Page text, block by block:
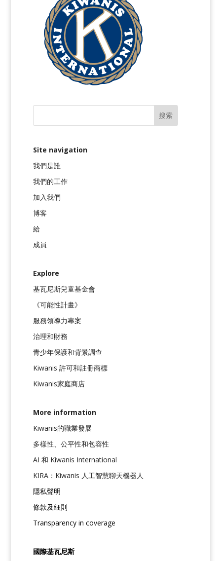
Site navigation
我們是誰
我們的工作
加入我們
博客
給
成員
Explore
基瓦尼斯兒童基金會
《可能性計畫》
服務領導力專案
治理和財務
青少年保護和背景調查
Kiwanis 許可和註冊商標
Kiwanis家庭商店
More information
Kiwanis的職業發展
多樣性、公平性和包容性
AI 和 Kiwanis International
KIRA：Kiwanis 人工智慧聊天機器人
隱私聲明
條款及細則
Transparency in coverage
國際基瓦尼斯